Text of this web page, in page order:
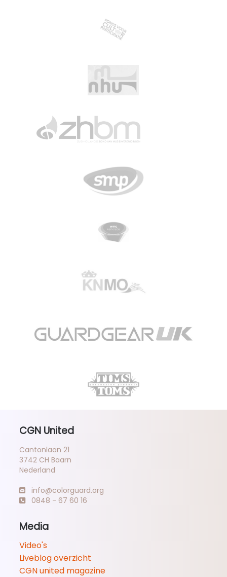
CGN United
Cantonlaan 21
3742 CH Baarn
Nederland
info@colorguard.org
0848 - 67 60 16
Media
Video's
Liveblog overzicht
CGN united magazine